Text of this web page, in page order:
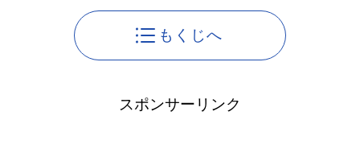
もくじへ
スポンサーリンク